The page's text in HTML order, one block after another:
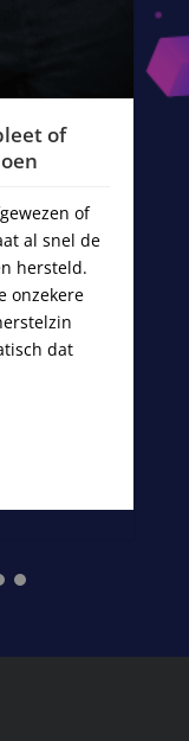
of
of
al snel de
hersteld.
onzekere
dat